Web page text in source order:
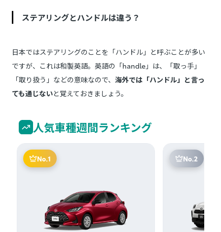
ステアリングとハンドルは違う？
日本ではステアリングのことを「ハンドル」と呼ぶことが多い
ですが、これは和製英語。英語の「handle」は、「取っ手」
「取り扱う」などの意味なので、 海外では「ハンドル」と言っ
ても通じないと覚えておきましょう。